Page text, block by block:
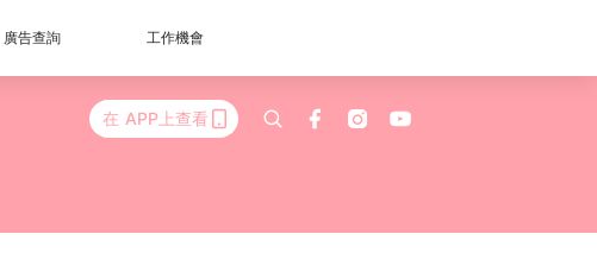
廣告查詢 工作機會
在 APP上查看